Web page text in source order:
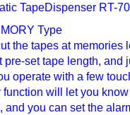
TapeDispenser RT-
Type
the tapes at memories
pre-set tape length, and
operate with a few
function will let you
and you can set the